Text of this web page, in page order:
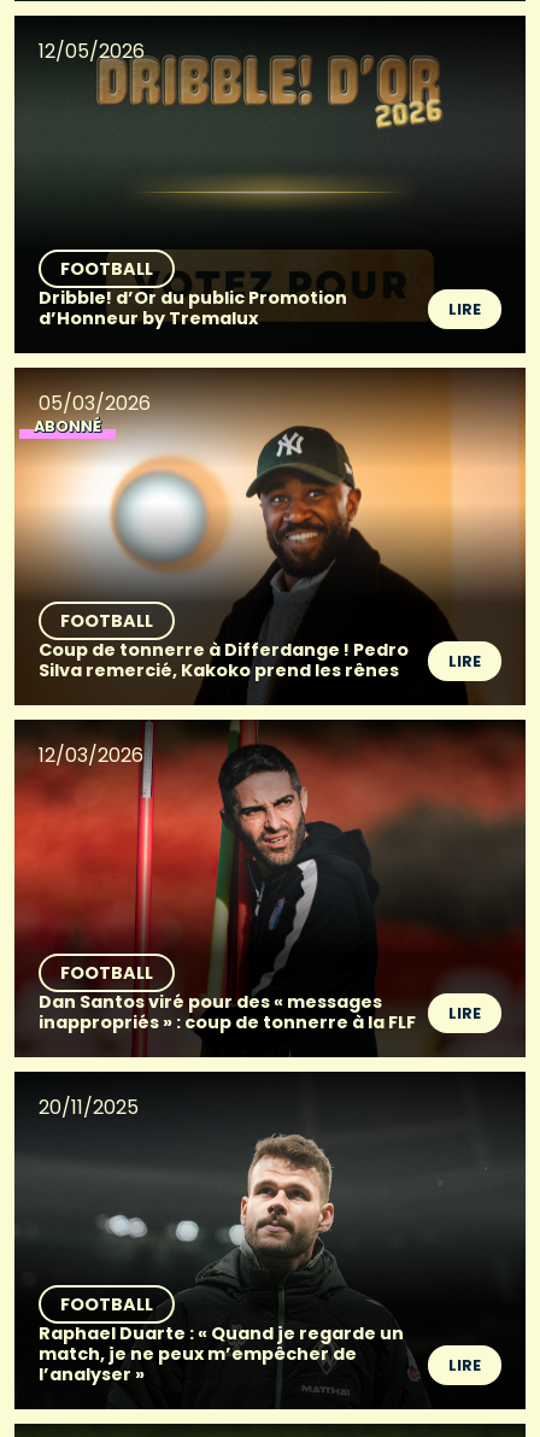
12/05/2026
FOOTBALL
Dribble! d’Or du public Promotion
d’Honneur by Tremalux
LIRE
05/03/2026
ABONNÉ
FOOTBALL
Coup de tonnerre à Differdange ! Pedro
Silva remercié, Kakoko prend les rênes
LIRE
12/03/2026
FOOTBALL
Dan Santos viré pour des « messages
inappropriés » : coup de tonnerre à la FLF
LIRE
20/11/2025
FOOTBALL
Raphael Duarte : « Quand je regarde un
match, je ne peux m’empêcher de
l’analyser »
LIRE